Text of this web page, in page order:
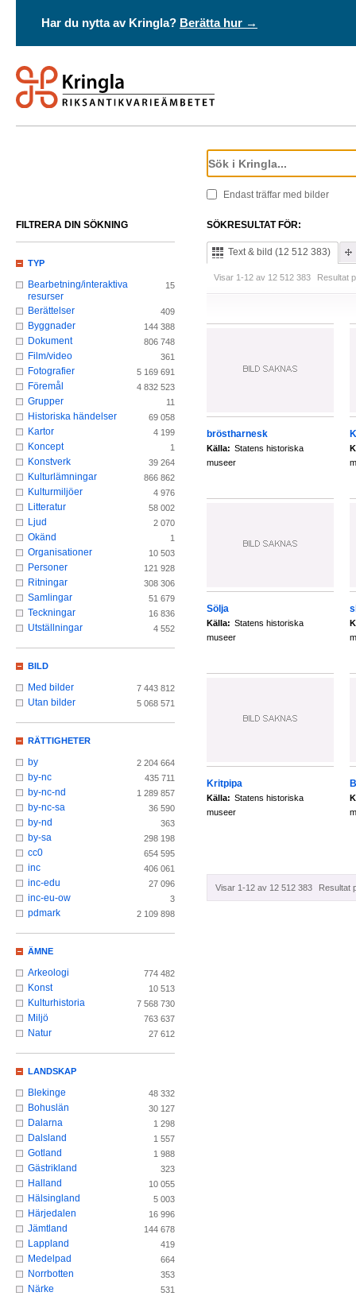
Har du nytta av Kringla? Berätta hur →
Endast träffar med bilder
SÖKRESULTAT FÖR:
Text & bild (12 512 383)
Visar 1-12 av 12 512 383 Resultat
bröstharnesk
Källa: Statens historiska
museer
Sölja
Källa: Statens historiska
museer
Kritpipa
Källa: Statens historiska
museer
Visar 1-12 av 12 512 383 Resultat
FILTRERA DIN SÖKNING
TYP
Bearbetning/interaktiva
resurser
15
Berättelser 409
Byggnader 144 388
Dokument 806 748
Film/video 361
Fotografier 5 169 691
Föremål 4 832 523
Grupper 11
Historiska händelser 69 058
Kartor 4 199
Koncept 1
Konstverk 39 264
Kulturlämningar 866 862
Kulturmiljöer 4 976
Litteratur 58 002
Ljud 2 070
Okänd 1
Organisationer 10 503
Personer 121 928
Ritningar 308 306
Samlingar 51 679
Teckningar 16 836
Utställningar 4 552
BILD
Med bilder 7 443 812
Utan bilder 5 068 571
RÄTTIGHETER
by 2 204 664
by-nc 435 711
by-nc-nd 1 289 857
by-nc-sa 36 590
by-nd 363
by-sa 298 198
cc0 654 595
inc 406 061
inc-edu 27 096
inc-eu-ow 3
pdmark 2 109 898
ÄMNE
Arkeologi 774 482
Konst 10 513
Kulturhistoria 7 568 730
Miljö 763 637
Natur 27 612
LANDSKAP
Blekinge 48 332
Bohuslän 30 127
Dalarna 1 298
Dalsland 1 557
Gotland 1 988
Gästrikland 323
Halland 10 055
Hälsingland 5 003
Härjedalen 16 996
Jämtland 144 678
Lappland 419
Medelpad 664
Norrbotten 353
Närke 531